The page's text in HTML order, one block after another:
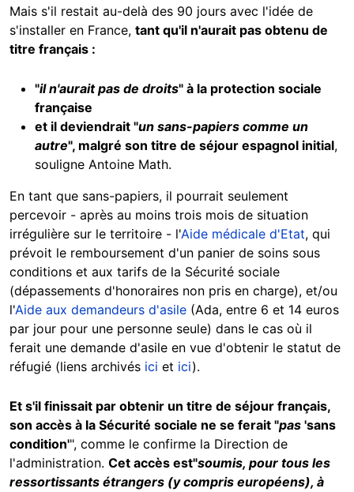
Mais s'il restait au-delà des 90 jours avec l'idée de
s'installer en France, tant qu'il n'aurait pas obtenu de
titre français :
"il n'aurait pas de droits" à la protection sociale
française
et il deviendrait "un sans-papiers comme un
autre", malgré son titre de séjour espagnol initial,
souligne Antoine Math.
En tant que sans-papiers, il pourrait seulement
percevoir - après au moins trois mois de situation
irrégulière sur le territoire - l'Aide médicale d'Etat, qui
prévoit le remboursement d'un panier de soins sous
conditions et aux tarifs de la Sécurité sociale
(dépassements d'honoraires non pris en charge), et/ou
l'Aide aux demandeurs d'asile (Ada, entre 6 et 14 euros
par jour pour une personne seule) dans le cas où il
ferait une demande d'asile en vue d'obtenir le statut de
réfugié (liens archivés ici et ici).
Et s'il finissait par obtenir un titre de séjour français,
son accès à la Sécurité sociale ne se ferait "pas 'sans
condition'", comme le confirme la Direction de
l'administration. Cet accès est"soumis, pour tous les
ressortissants étrangers (y compris européens), à